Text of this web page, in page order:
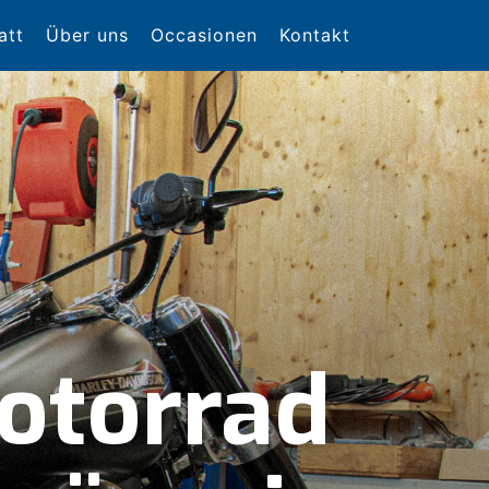
Über uns Occasionen Kontakt